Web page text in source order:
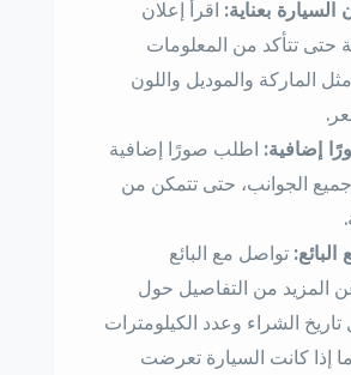
السيارة بعناية: اقرأ إعلان
حتى تتأكد من المعلومات
الماركة والموديل واللون
إضافية: اطلب صورًا إضافية
الجوانب، حتى تتمكن من
تواصل مع البائع
المزيد من التفاصيل حول
تاريخ الشراء وعدد الكيلومترات
إذا كانت السيارة تعرضت